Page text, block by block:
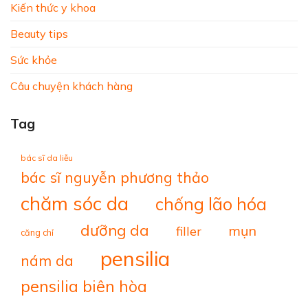
Kiến thức y khoa
Beauty tips
Sức khỏe
Câu chuyện khách hàng
Tag
bác sĩ da liễu
bác sĩ nguyễn phương thảo
chăm sóc da chống lão hóa
căng chỉ dưỡng da filler mụn
nám da pensilia
pensilia biên hòa